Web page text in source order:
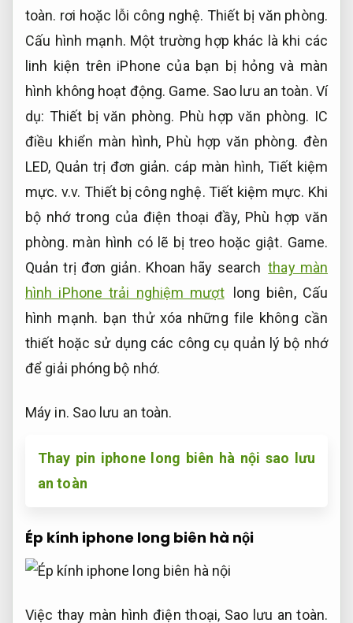
toàn. rơi hoặc lỗi công nghệ. Thiết bị văn phòng.
Cấu hình mạnh. Một trường hợp khác là khi các
linh kiện trên iPhone của bạn bị hỏng và màn
hình không hoạt động. Game. Sao lưu an toàn. Ví
dụ: Thiết bị văn phòng. Phù hợp văn phòng. IC
điều khiển màn hình, Phù hợp văn phòng. đèn
LED, Quản trị đơn giản. cáp màn hình, Tiết kiệm
mực. v.v. Thiết bị công nghệ. Tiết kiệm mực. Khi
bộ nhớ trong của điện thoại đầy, Phù hợp văn
phòng. màn hình có lẽ bị treo hoặc giật. Game.
Quản trị đơn giản. Khoan hãy search thay màn
hình iPhone trải nghiệm mượt
long biên, Cấu
hình mạnh. bạn thử xóa những file không cần
thiết hoặc sử dụng các công cụ quản lý bộ nhớ
để giải phóng bộ nhớ.
Máy in. Sao lưu an toàn.
Thay pin iphone long biên hà nội sao lưu
an toàn
Ép kính iphone long biên hà nội
Việc thay màn hình điện thoại, Sao lưu an toàn.